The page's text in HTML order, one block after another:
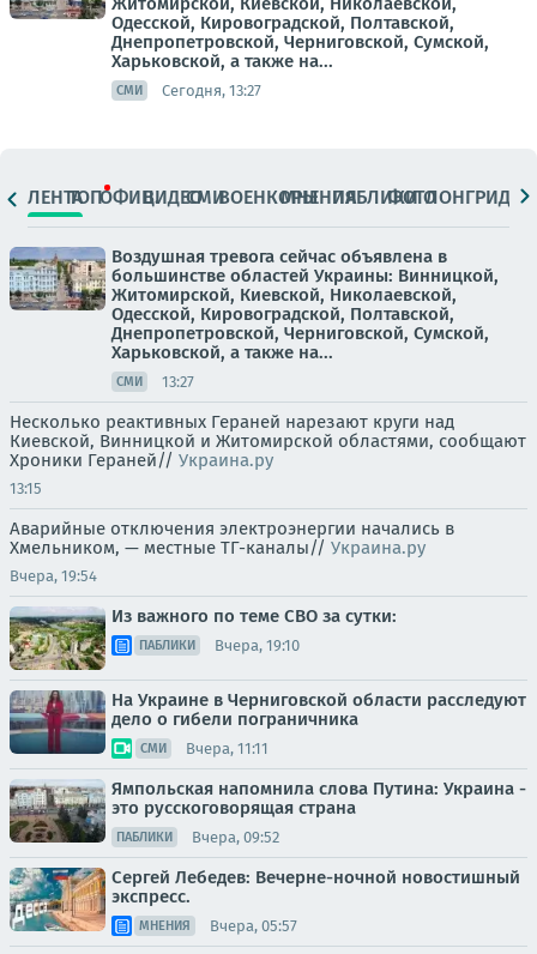
Одесской, Кировоградской, Полтавской,
Днепропетровской, Черниговской, Сумской,
Харьковской, а также на...
СМИ Сегодня, 13:27
ЛЕНТАТОПОФИЦ.ВИДЕОСМИВОЕНКОРЫМНЕНИЯПАБЛИКИ
ФОТОЛОНГРИДЫ
Воздушная тревога сейчас объявлена в
большинстве областей Украины: Винницкой,
Житомирской, Киевской, Николаевской,
Одесской, Кировоградской, Полтавской,
Днепропетровской, Черниговской, Сумской,
Харьковской, а также на...
СМИ 13:27
Несколько реактивных Гераней нарезают круги над
Киевской, Винницкой и Житомирской областями, сообщают
Хроники Гераней// Украина.ру
13:15
Аварийные отключения электроэнергии начались в
Хмельником, — местные ТГ-каналы// Украина.ру
Вчера, 19:54
Из важного по теме СВО за сутки:
ПАБЛИКИ Вчера, 19:10
На Украине в Черниговской области расследуют
дело о гибели пограничника
СМИ Вчера, 11:11
Ямпольская напомнила слова Путина: Украина -
это русскоговорящая страна
ПАБЛИКИ Вчера, 09:52
Сергей Лебедев: Вечерне-ночной новостишный
экспресс.
МНЕНИЯ Вчера, 05:57